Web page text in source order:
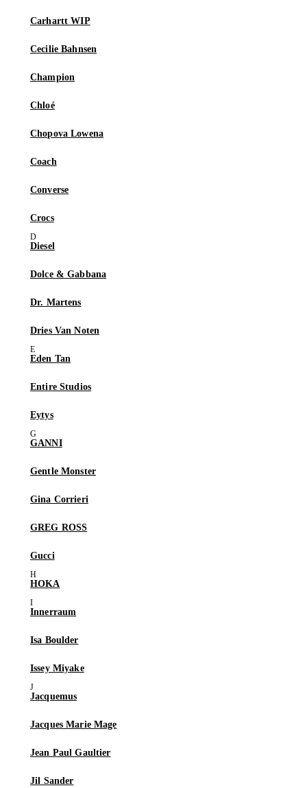
Carhartt WIP
Cecilie Bahnsen
Champion
Chloé
Chopova Lowena
Coach
Converse
Crocs
Diesel
Dolce & Gabbana
Dr. Martens
Dries Van Noten
Eden Tan
Entire Studios
Eytys
GANNI
Gentle Monster
Gina Corrieri
GREG ROSS
Gucci
HOKA
Innerraum
Isa Boulder
Issey Miyake
Jacquemus
Jacques Marie Mage
Jean Paul Gaultier
Jil Sander